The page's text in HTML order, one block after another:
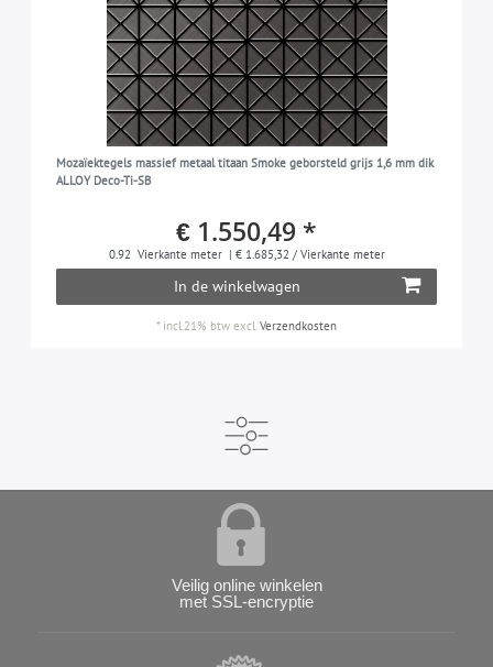
Mozaïektegels massief metaal titaan Smoke geborsteld grijs 1,6 mm dik
ALLOY Deco-Ti-SB
€ 1.550,49 *
0.92 Vierkante meter | € 1.685,32 / Vierkante meter
In de winkelwagen
* incl.21% btw excl.Verzendkosten
Veilig online winkelen
met SSL-encryptie